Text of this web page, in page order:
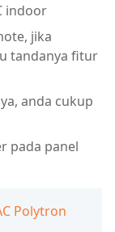
indoor
jika
tandanya fitur
anda cukup
pada panel
Polytron